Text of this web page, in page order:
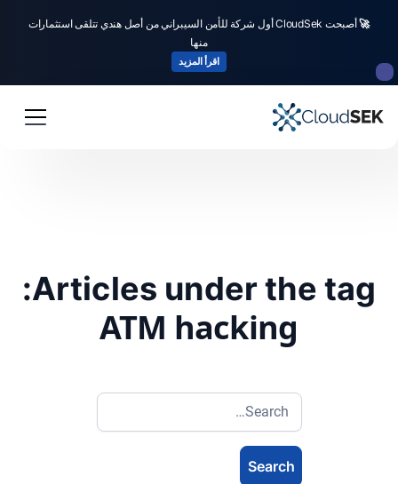
🚀
أصبحت CloudSek أول شركة للأمن السيبراني من أصل هندي تتلقى استثمارات
منها
اقرأ المزيد
Articles under the tag:
ATM hacking